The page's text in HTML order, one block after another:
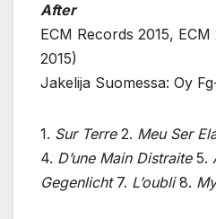
After
ECM Records 2015,
2015)
Jakelija Suomessa: Oy
1. Sur Terre2. Meu Ser
4. D’une Main Distraite5.
Gegenlicht7. L’oubli8.